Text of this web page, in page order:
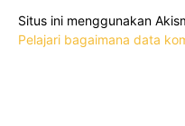
Situs ini menggunakan
Pelajari bagaimana data